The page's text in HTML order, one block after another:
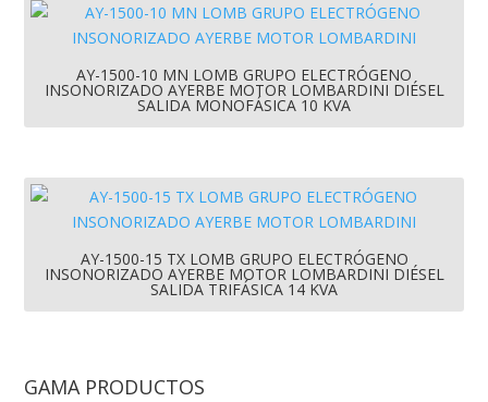
AY-1500-10 MN LOMB GRUPO ELECTRÓGENO
INSONORIZADO AYERBE MOTOR LOMBARDINI DIÉSEL
SALIDA MONOFÁSICA 10 KVA
AY-1500-15 TX LOMB GRUPO ELECTRÓGENO
INSONORIZADO AYERBE MOTOR LOMBARDINI DIÉSEL
SALIDA TRIFÁSICA 14 KVA
GAMA PRODUCTOS